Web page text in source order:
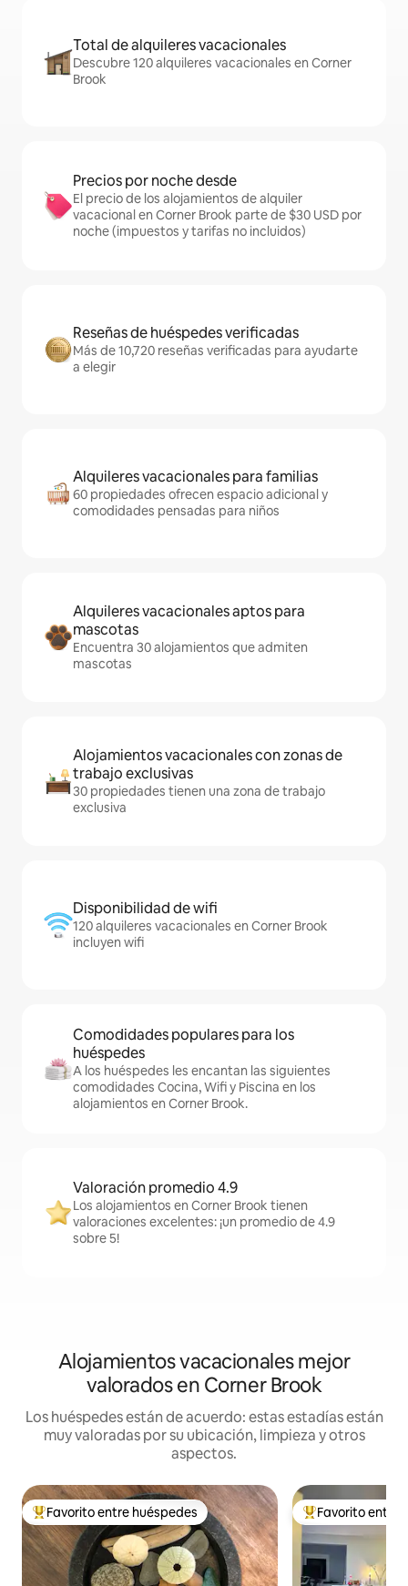
Total de alquileres vacacionales
Descubre 120 alquileres vacacionales en Corner
Brook
Precios por noche desde
El precio de los alojamientos de alquiler
vacacional en Corner Brook parte de $30 USD por
noche (impuestos y tarifas no incluidos)
Reseñas de huéspedes verificadas
Más de 10,720 reseñas verificadas para ayudarte
a elegir
Alquileres vacacionales para familias
60 propiedades ofrecen espacio adicional y
comodidades pensadas para niños
Alquileres vacacionales aptos para
mascotas
Encuentra 30 alojamientos que admiten
mascotas
Alojamientos vacacionales con zonas de
trabajo exclusivas
30 propiedades tienen una zona de trabajo
exclusiva
Disponibilidad de wifi
120 alquileres vacacionales en Corner Brook
incluyen wifi
Comodidades populares para los
huéspedes
A los huéspedes les encantan las siguientes
comodidades Cocina, Wifi y Piscina en los
alojamientos en Corner Brook.
Valoración promedio 4.9
Los alojamientos en Corner Brook tienen
valoraciones excelentes: ¡un promedio de 4.9
sobre 5!
Alojamientos vacacionales mejor
valorados en Corner Brook
Los huéspedes están de acuerdo: estas estadías están
muy valoradas por su ubicación, limpieza y otros
aspectos.
Favorito entre huéspedes preferido
Favorito entre huéspedes Favorito entre
Favorito entre